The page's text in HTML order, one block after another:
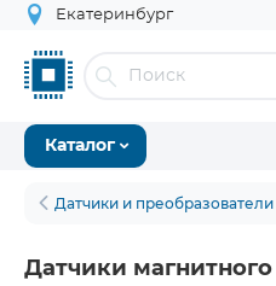
Екатеринбург
Каталог
Датчики и преобразователи
Датчики